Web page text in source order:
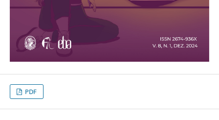
PDF